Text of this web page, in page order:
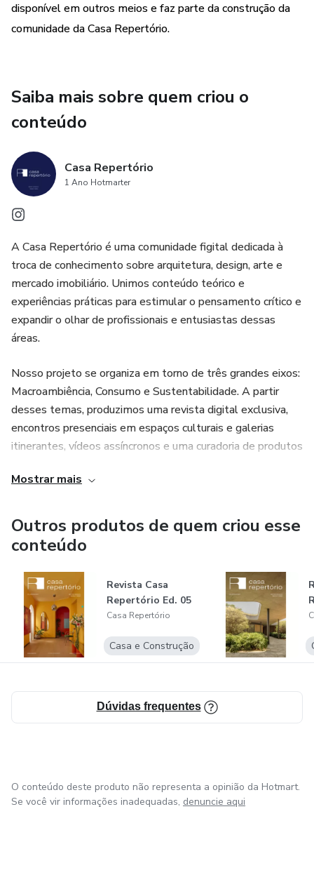
disponível em outros meios e faz parte da construção da
comunidade da Casa Repertório.
Saiba mais sobre quem criou o
conteúdo
Casa Repertório
1 Ano Hotmarter
A Casa Repertório é uma comunidade figital dedicada à
troca de conhecimento sobre arquitetura, design, arte e
mercado imobiliário. Unimos conteúdo teórico e
experiências práticas para estimular o pensamento crítico e
expandir o olhar de profissionais e entusiastas dessas
áreas.
Nosso projeto se organiza em torno de três grandes eixos:
Macroambiência, Consumo e Sustentabilidade. A partir
desses temas, produzimos uma revista digital exclusiva,
encontros presenciais em espaços culturais e galerias
itinerantes, vídeos assíncronos e uma curadoria de produtos
que busca refletir, se atualizar e se conectar, combinando
repertório intelectual com vivências que enriquecem a
prática profissional e o olhar sensível sobre o mundo.
Mostrar mais
Outros produtos de quem criou esse
conteúdo
Revista Casa
Repertório Ed. 05
Casa Repertório
Casa e Construção
Dúvidas frequentes
O conteúdo deste produto não representa a opinião da Hotmart.
Se você vir informações inadequadas, denuncie aqui